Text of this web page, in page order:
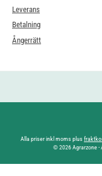
Leverans
Betalning
Ångerrätt
Alla priser inkl moms plus
© 2026 Agrarzone -